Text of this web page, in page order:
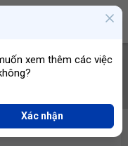
xem thêm các việc
Xác nhận